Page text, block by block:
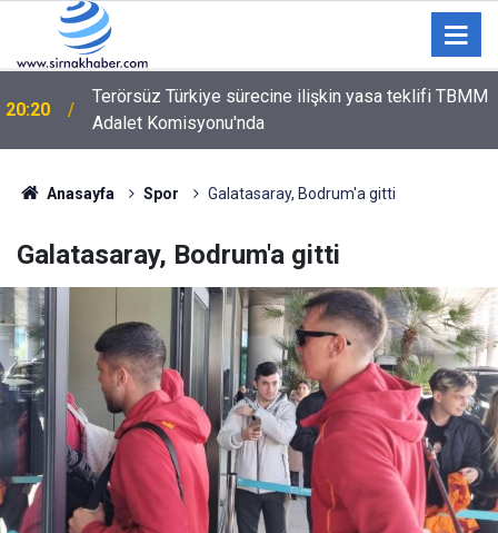
18:59
Şırnak’ta Toz Kabusu! Siirt ve Van Yoluna Bağlantı
Sağlayan Çevre Yolunda Vatandaşlar İsyan Etti
Anasayfa Spor Galatasaray, Bodrum'a gitti
Galatasaray, Bodrum'a gitti